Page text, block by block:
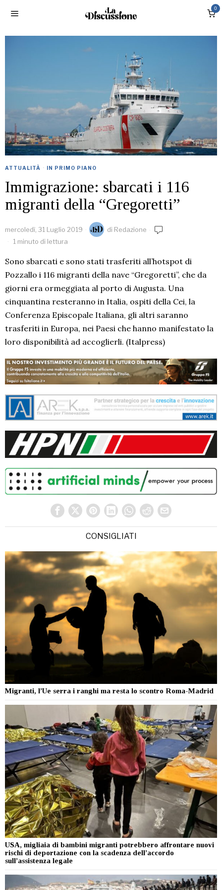
0
ATTUALITÀ · IN PRIMO PIANO
Immigrazione: sbarcati i 116
migranti della “Gregoretti”
mercoledì, 31 Luglio 2019 di Redazione
1 minuto di lettura
Sono sbarcati e sono stati trasferiti all’hotspot di
Pozzallo i 116 migranti della nave “Gregoretti”, che da
giorni era ormeggiata al porto di Augusta. Una
cinquantina resteranno in Italia, ospiti della Cei, la
Conferenza Episcopale Italiana, gli altri saranno
trasferiti in Europa, nei Paesi che hanno manifestato la
loro disponibilità ad accoglierli. (Italpress)
CONSIGLIATI
Migranti, l’Ue serra i ranghi ma resta lo scontro Roma-Madrid
USA, migliaia di bambini migranti potrebbero affrontare nuovi
rischi di deportazione con la scadenza dell’accordo
sull’assistenza legale